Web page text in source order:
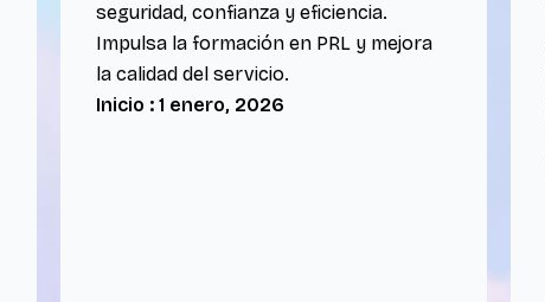
seguridad, confianza y eficiencia.
Impulsa la formación en PRL y mejora
la calidad del servicio.
Inicio : 1 enero, 2026